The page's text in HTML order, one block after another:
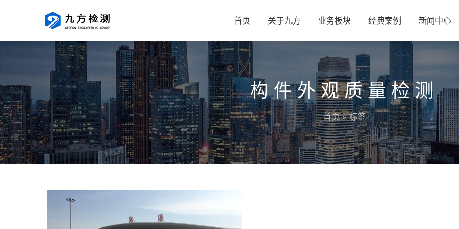
首页 关于九方 业务板块 经典案例 新闻中心
构件外观质量检测
首页 » 标签